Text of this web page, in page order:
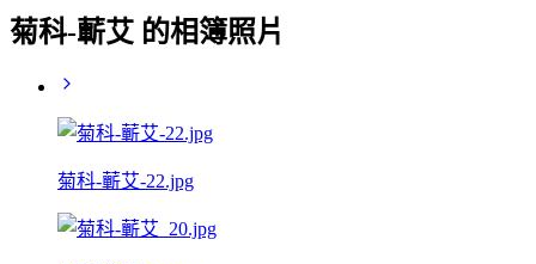
菊科-蘄艾 的相簿照片
菊科-蘄艾-22.jpg